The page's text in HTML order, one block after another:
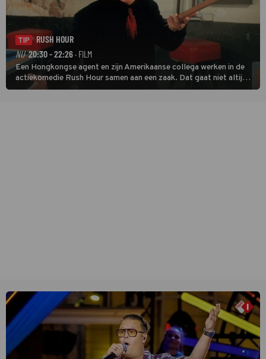
TIP
RUSH HOUR
NU 20:30 - 22:26· FILM
Een Hongkongse agent en zijn Amerikaanse collega werken in de
actiekomedie Rush Hour samen aan een zaak. Dat gaat niet altijd
van een leien dakje.